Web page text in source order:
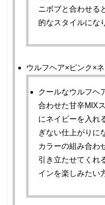
ニボブと合わせる
的なスタイルにな
ウルフヘア×ピンク×
クールなウルフヘ
合わせた甘辛MIX
にネイビーを入れ
ぎない仕上がりに
カラーの組み合わ
引き立たせてくれ
インを楽しみたい